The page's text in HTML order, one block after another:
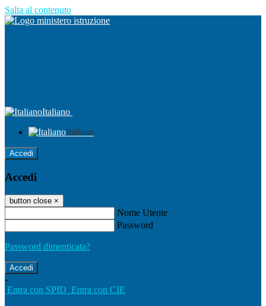
Salta al contenuto
Italiano
Italiano
Accedi
Accedi
button close ×
Nome Utente
Password
Password dimenticata?
-
Entra con SPID Entra con CIE